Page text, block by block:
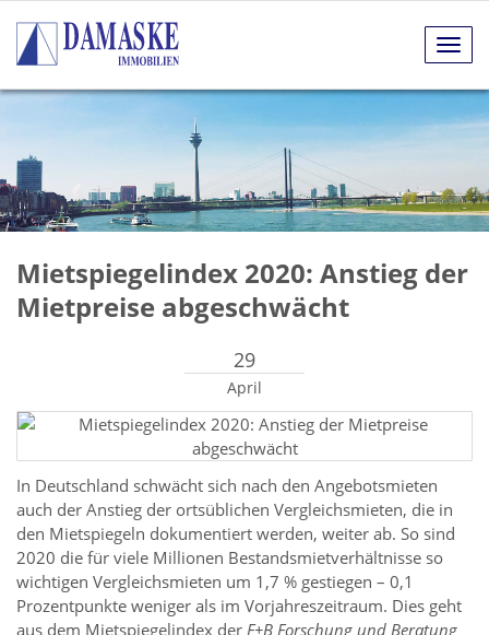
Mietspiegelindex 2020: Anstieg der
Mietpreise abgeschwächt
29
April
In Deutschland schwächt sich nach den Angebotsmieten
auch der Anstieg der ortsüblichen Vergleichsmieten, die in
den Mietspiegeln dokumentiert werden, weiter ab. So sind
2020 die für viele Millionen Bestandsmietverhältnisse so
wichtigen Vergleichsmieten um 1,7 % gestiegen – 0,1
Prozentpunkte weniger als im Vorjahreszeitraum. Dies geht
aus dem Mietspiegelindex der F+B Forschung und Beratung